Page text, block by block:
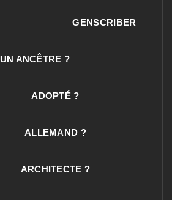
GENSCRIBER
UN ANCÊTRE ?
ADOPTÉ ?
ALLEMAND ?
ARCHITECTE ?